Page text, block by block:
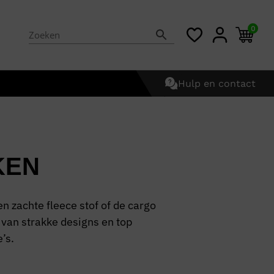
0
Hulp en contact
zachte fleece stof of de cargo
strakke designs en top